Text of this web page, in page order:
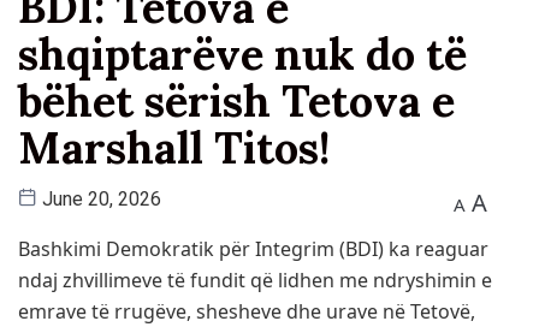
shqiptarëve nuk do të
bëhet sërish Tetova e
Marshall Titos!
June 20, 2026 A A
Bashkimi Demokratik për Integrim (BDI) ka reaguar
ndaj zhvillimeve të fundit që lidhen me ndryshimin e
emrave të rrugëve, shesheve dhe urave në Tetovë,